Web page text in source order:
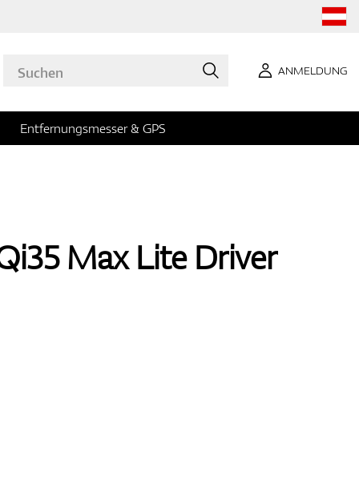
ANMELDUNG
Entfernungsmesser & GPS
Max Lite Driver